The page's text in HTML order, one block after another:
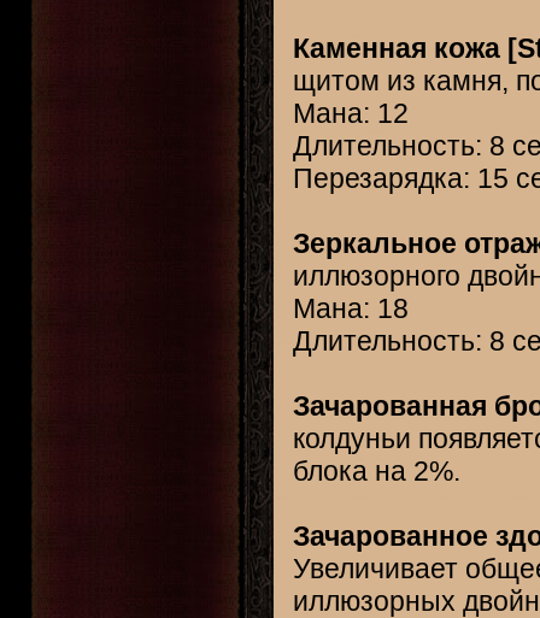
Каменная кожа
щитом из камня,
Мана: 12
Длительность: 8
Перезарядка: 15
Зеркальное
иллюзорного
Мана: 18
Длительность: 8
Зачарованная
колдуньи
блока на 2%.
Зачарованное
Увеличивает
иллюзорных